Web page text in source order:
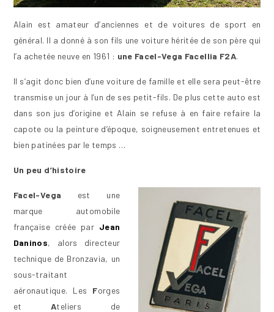
Alain est amateur d’anciennes et de voitures de sport en
général. Il a donné à son fils une voiture héritée de son père qui
l’a achetée neuve en 1961 : une Facel-Vega Facellia F2A.
Il s’agit donc bien d’une voiture de famille et elle sera peut-être
transmise un jour à l’un de ses petit-fils. De plus cette auto est
dans son jus d’origine et Alain se refuse à en faire refaire la
capote ou la peinture d’époque, soigneusement entretenues et
bien patinées par le temps …
Un peu d’histoire
Facel-Vega est une
marque automobile
française créée par Jean
Daninos, alors directeur
technique de Bronzavia, un
sous-traitant
aéronautique. Les Forges
etAteliers de